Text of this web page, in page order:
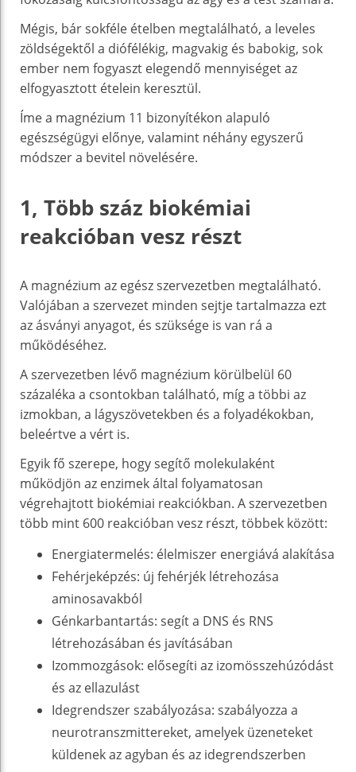
Mégis, bár sokféle ételben megtalálható, a leveles
zöldségektől a diófélékig, magvakig és babokig, sok
ember nem fogyaszt elegendő mennyiséget az
elfogyasztott ételein keresztül.
Íme a magnézium 11 bizonyítékon alapuló
egészségügyi előnye, valamint néhány egyszerű
módszer a bevitel növelésére.
1, Több száz biokémiai
reakcióban vesz részt
A magnézium az egész szervezetben megtalálható.
Valójában a szervezet minden sejtje tartalmazza ezt
az ásványi anyagot, és szüksége is van rá a
működéséhez.
A szervezetben lévő magnézium körülbelül 60
százaléka a csontokban található, míg a többi az
izmokban, a lágyszövetekben és a folyadékokban,
beleértve a vért is.
Egyik fő szerepe, hogy segítő molekulaként
működjön az enzimek által folyamatosan
végrehajtott biokémiai reakciókban. A szervezetben
több mint 600 reakcióban vesz részt, többek között:
Energiatermelés: élelmiszer energiává alakítása
Fehérjeképzés: új fehérjék létrehozása
aminosavakból
Génkarbantartás: segít a DNS és RNS
létrehozásában és javításában
Izommozgások: elősegíti az izomösszehúzódást
és az ellazulást
Idegrendszer szabályozása: szabályozza a
neurotranszmittereket, amelyek üzeneteket
küldenek az agyban és az idegrendszerben